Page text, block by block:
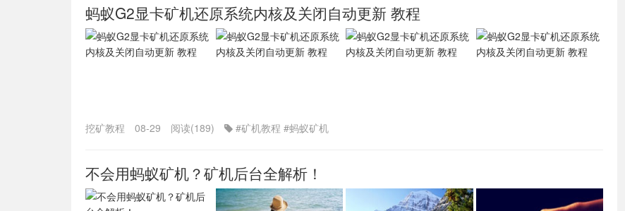
蚂蚁G2显卡矿机还原系统内核及关闭自动更新 教程
挖矿教程 08-29 阅读(189) #矿机教程 #蚂蚁矿机
不会用蚂蚁矿机？矿机后台全解析！